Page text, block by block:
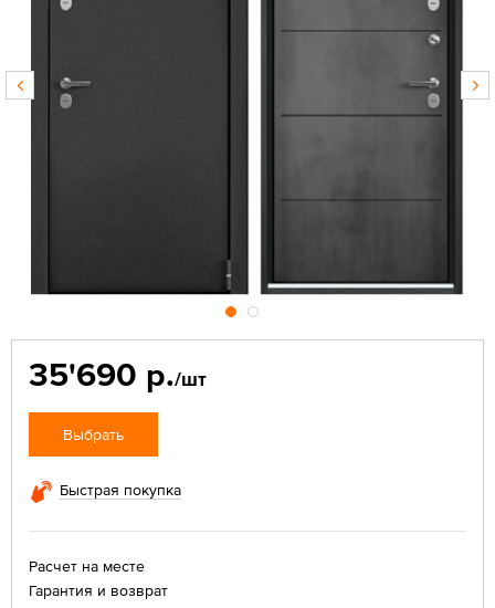
35'690 р./шт
Выбрать
Быстрая покупка
Расчет на месте
Гарантия и возврат